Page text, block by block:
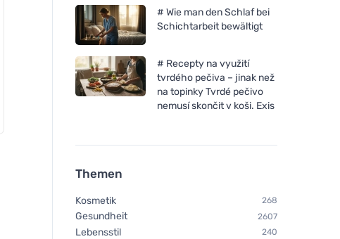
Rozvoněno Duftkerze - Im
Reich der Träume (130 ml) -
mit beruhigendem Lavendel
Rozvoněno
Weihnachtswunder
- mit
# Wie man den Schlaf bei
Schichtarbeit bewältigt
# Recepty na využití
tvrdého pečiva – jinak než
na topinky Tvrdé pečivo
nemusí skončit v koši. Exis
Themen
Kosmetik 268
Gesundheit 2607
Lebensstil 240